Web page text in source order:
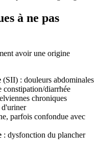
à ne pas
avoir une origine
(SII) : douleurs abdominales
constipation/diarrhée
chroniques
d'uriner
parfois confondue avec
: dysfonction du plancher